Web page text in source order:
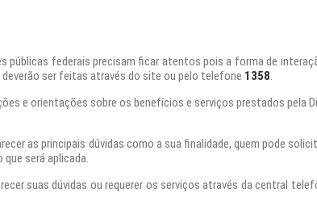
federais precisam ficar atentos pois a forma de
ser feitas através do site ou pelo telefone 1358.
e orientações sobre os benefícios e serviços prestados pela
as principais dúvidas como a sua finalidade, quem pode
será aplicada.
suas dúvidas ou requerer os serviços através da central